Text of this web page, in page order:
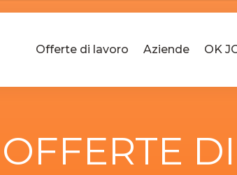
Offerte di lavoro Aziende OK